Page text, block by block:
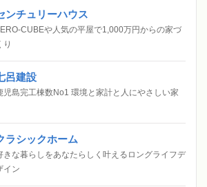
ンチュリーハウス
CUBEや人気の平屋で1,000万円からの家づ
り
呂建設
児島完工棟数No1 環境と家計と人にやさしい家
ラシックホーム
きな暮らしをあなたらしく叶えるロングライフデ
イン